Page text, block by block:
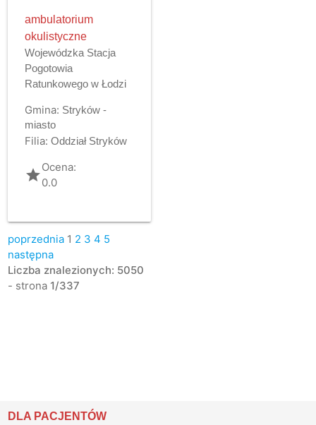
ambulatorium
okulistyczne
Wojewódzka Stacja
Pogotowia
Ratunkowego w Łodzi
Gmina: Stryków -
miasto
Filia: Oddział Stryków
gradeOcena:
0.0
poprzednia 1 2 3 4 5
następna
Liczba znalezionych: 5050
- strona 1/337
DLA PACJENTÓW